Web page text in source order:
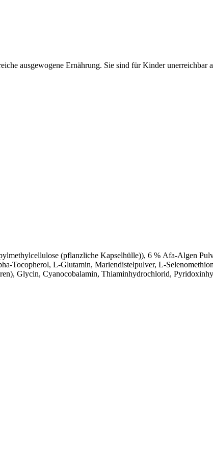
ausgewogene Ernährung. Sie sind für Kinder unerreichbar
(pflanzliche Kapselhülle)), 6 % Afa-Algen
Tocopherol, L-Glutamin, Mariendistelpulver, L-
Glycin, Cyanocobalamin, Thiaminhydrochlorid,